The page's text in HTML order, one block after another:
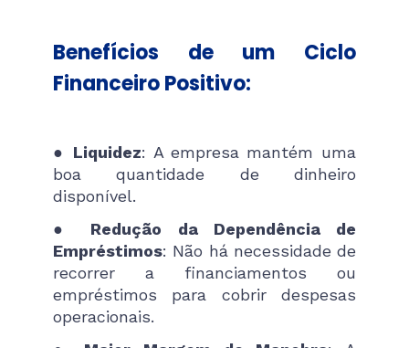
Benefícios de um Ciclo
Financeiro Positivo:
● Liquidez: A empresa mantém uma
boa quantidade de dinheiro
disponível.
● Redução da Dependência de
Empréstimos: Não há necessidade de
recorrer a financiamentos ou
empréstimos para cobrir despesas
operacionais.